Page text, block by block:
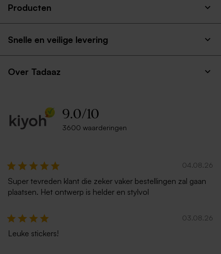
Producten
Snelle en veilige levering
Over Tadaaz
9.0/10
3600 waarderingen
04.08.26
Super tevreden klant die zeker vaker bestellingen zal gaan
plaatsen. Het ontwerp is helder en stylvol
03.08.26
Leuke stickers!